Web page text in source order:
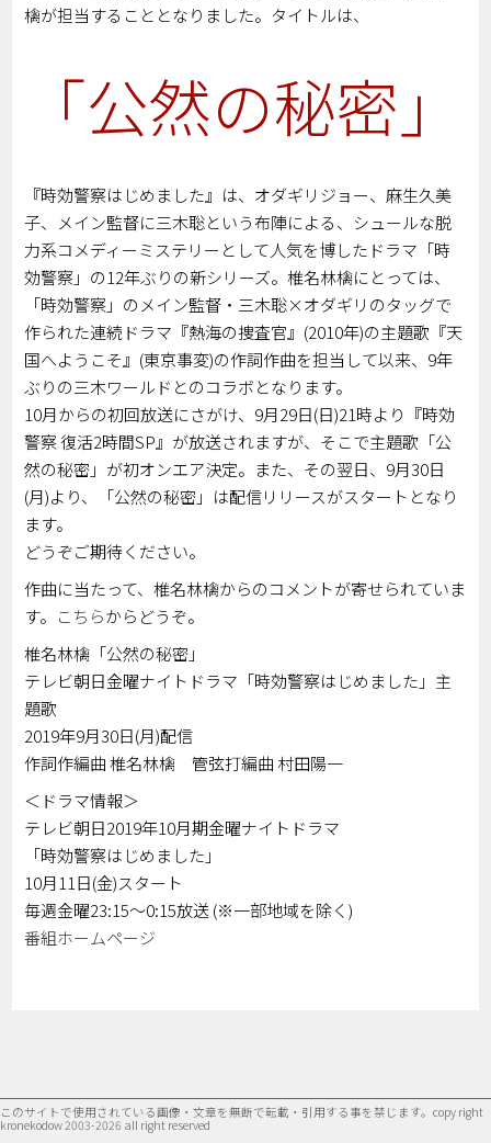
檎が担当することとなりました。タイトルは、
「公然の秘密」
『時効警察はじめました』は、オダギリジョー、麻生久美
子、メイン監督に三木聡という布陣による、シュールな脱
力系コメディーミステリーとして人気を博したドラマ「時
効警察」の12年ぶりの新シリーズ。椎名林檎にとっては、
「時効警察」のメイン監督・三木聡×オダギリのタッグで
作られた連続ドラマ『熱海の捜査官』(2010年)の主題歌『天
国へようこそ』(東京事変)の作詞作曲を担当して以来、9年
ぶりの三木ワールドとのコラボとなります。
10月からの初回放送にさがけ、9月29日(日)21時より『時効
警察 復活2時間SP』が放送されますが、そこで主題歌「公
然の秘密」が初オンエア決定。また、その翌日、9月30日
(月)より、「公然の秘密」は配信リリースがスタートとなり
ます。
どうぞご期待ください。
作曲に当たって、椎名林檎からのコメントが寄せられていま
す。 こちらからどうぞ。
椎名林檎「公然の秘密」
テレビ朝日金曜ナイトドラマ「時効警察はじめました」主
題歌
2019年9月30日(月)配信
作詞作編曲 椎名林檎 管弦打編曲 村田陽一
＜ドラマ情報＞
テレビ朝日2019年10月期金曜ナイトドラマ
「時効警察はじめました」
10月11日(金)スタート
毎週金曜23:15～0:15放送 (※一部地域を除く)
番組ホームページ
このサイトで使用されている画像・文章を無断で転載・引用する事を禁じます。 copy right
kronekodow 2003-2026 all right reserved